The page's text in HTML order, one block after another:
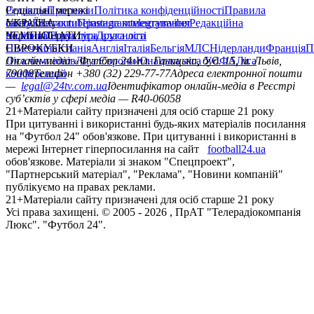
РедакціяПрогнозиПолітика конфіденційностіПравила
сайтуКонтактиПравила коментуванняРедакційна
політикаСтруктура власності
Соціальні мережі
facebookxyoutubeinstagramtelegramviber
УКРАЇНА
УкраїнаПерша лігаДруга ліга
ЧЕМПІОНАТИ
НімеччинаІспаніяАнгліяІталіяБельгіяМЛСНідерландиФранція
ЄВРОКУБКИ
Ліга чемпіонівЛіга ЄвропиЮнацька ліга УЄФАЛіга
конференцій
Онлайн-медіа «Футбол 24»пл. Галицька, буд. 15, м. Львів,
79008Телефон +380 (32) 229-77-77Адреса електронної пошти
— legal@24tv.com.uaІдентифікатор онлайн-медіа в Реєстрі
суб’єктів у сфері медіа — R40-06058
21+Матеріали сайту призначені для осіб старше 21 року
При цитуванні і використанні будь-яких матеріалів посилання
на "Футбол 24" обов'язкове. При цитуванні і використанні в
мережі Інтернет гіперпосилання на сайт
football24.ua
обов'язкове. Матеріали зі знаком "Спецпроект",
"Партнерський матеріал", "Реклама", "Новини компаній"
публікуємо на правах реклами.
21+Матеріали сайту призначені для осіб старше 21 року
Усi права захищенi. © 2005 - 2026 , ПрАТ "Телерадіокомпанія
Люкс". "Футбол 24".